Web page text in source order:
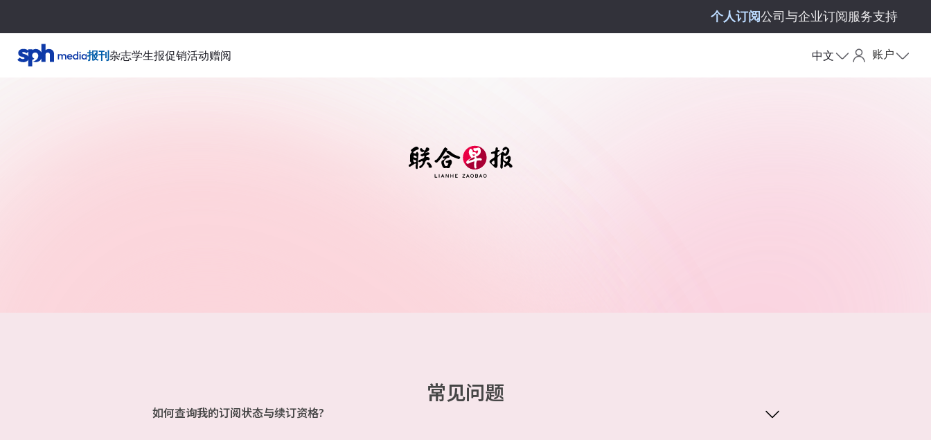
个人订阅公司与企业订阅服务支持
报刊杂志学生报促销活动赠阅 中文 账户
常见问题
如何查询我的订阅状态与续订资格?